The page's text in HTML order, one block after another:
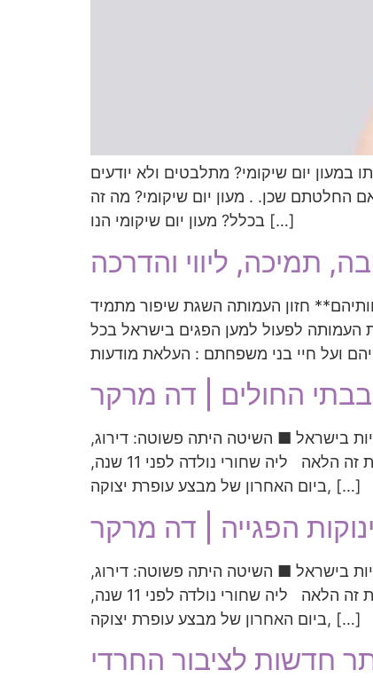
יום שיקומי? מתלבטים ולא יודעים
החלטתם שכן. . מעון יום שיקומי? מה זה
בכלל? מעון יום שיקומי הנו […]
חזון העמותה השגת שיפור מתמיד
העמותה לפעול למען הפגים בישראל בכל
החולים | דה מרקר
בישראל ■ השיטה היתה פשוטה: דירוג,
תחרותיות, שקיפות, גמישות ושיתוף פעולה בין שחקנים שונים ■ כל מה שצריך לעשות עכשיו הוא להעביר את זה הלאה ליה שחורי נולדה לפני 11 שנה,
ביום האחרון של מבצע עופרת יצוקה, […]
הפגייה | דה מרקר
בישראל ■ השיטה היתה פשוטה: דירוג,
תחרותיות, שקיפות, גמישות ושיתוף פעולה בין שחקנים שונים ■ כל מה שצריך לעשות עכשיו הוא להעביר את זה הלאה ליה שחורי נולדה לפני 11 שנה,
ביום האחרון של מבצע עופרת יצוקה, […]
חדשות לציבור החרדי